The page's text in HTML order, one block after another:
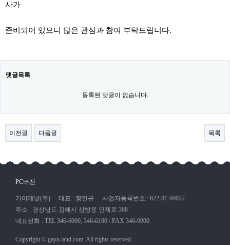
사가
준비되어 있으니 많은 관심과 참여 부탁드립니다.
댓글목록
등록된 댓글이 없습니다.
이전글 다음글 목록
PC버전
가야개발(주) 대표 : 황진규
사업자등록번호 : 622-81-00022
주소 : 경상남도 김해시 삼방동 인제로 368
대표전화 : TEL 346-6000, 346-6100 / FAX 346-9900
Copyright © gaya-land.com. All rights reserved.